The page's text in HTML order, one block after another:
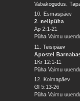
Vabakogudus,
10. Esmaspäev
2. nelipüha
Ap 2:1-21
Püha Vaimu
11. Teisipäev
Apostel
1Kr 12:1-11
Püha Vaimu
12. Kolmapäev
Gl 5:13-26
Püha Vaimu